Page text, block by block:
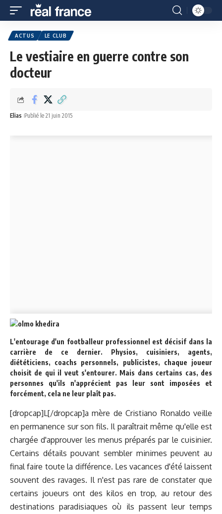
ACTUS LE CLUB
Le vestiaire en guerre contre son
docteur
Elias Publié le 21 juin 2015
L'entourage d'un footballeur professionnel est décisif dans la
carrière de ce dernier. Physios, cuisiniers, agents,
diététiciens, coachs personnels, publicistes, chaque joueur
choisit de qui il veut s'entourer. Mais dans certains cas, des
personnes qu'ils n'apprécient pas leur sont imposées et
forcément, cela ne leur plaît pas.
[dropcap]L[/dropcap]a mère de Cristiano Ronaldo veille
en permanence sur son fils. Il paraîtrait même qu'elle est
chargée d'approuver les menus préparés par le cuisinier.
Certains détails pouvant sembler minimes peuvent au
final faire toute la différence. Les vacances d'été laissent
souvent des ravages. Il n'est pas rare de constater que
certains joueurs ont des kilos en trop, au retour des
destinations paradisiaques où ils passent leur temps